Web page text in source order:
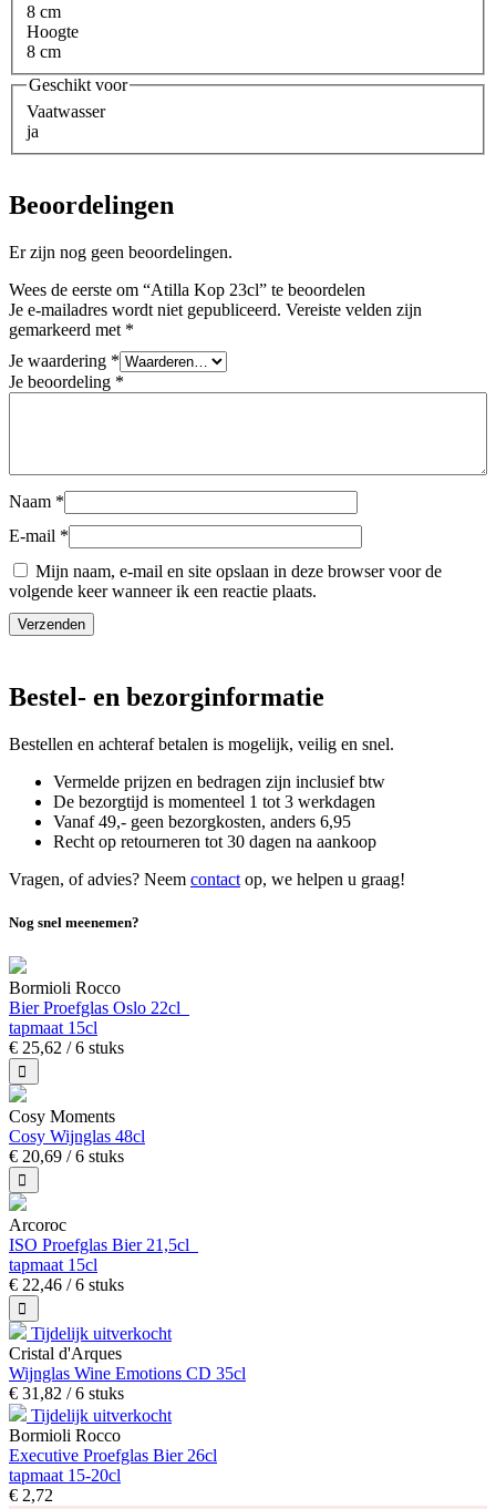
8 cm
Hoogte
8 cm
Geschikt voor
Vaatwasser
ja
Beoordelingen
Er zijn nog geen beoordelingen.
Wees de eerste om “Atilla Kop 23cl” te beoordelen
Je e-mailadres wordt niet gepubliceerd. Vereiste velden zijn
gemarkeerd met *
Je waardering *
Je beoordeling *
Naam *
E-mail *
Mijn naam, e-mail en site opslaan in deze browser voor de
volgende keer wanneer ik een reactie plaats.
Bestel- en bezorginformatie
Bestellen en achteraf betalen is mogelijk, veilig en snel.
Vermelde prijzen en bedragen zijn inclusief btw
De bezorgtijd is momenteel 1 tot 3 werkdagen
Vanaf 49,- geen bezorgkosten, anders 6,95
Recht op retourneren tot 30 dagen na aankoop
Vragen, of advies? Neem contact op, we helpen u graag!
Nog snel meenemen?
Bormioli Rocco
Bier Proefglas Oslo 22cl
tapmaat 15cl
€ 25,62 / 6 stuks
Cosy Moments
Cosy Wijnglas 48cl
€ 20,69 / 6 stuks
Arcoroc
ISO Proefglas Bier 21,5cl
tapmaat 15cl
€ 22,46 / 6 stuks
Tijdelijk uitverkocht
Cristal d'Arques
Wijnglas Wine Emotions CD 35cl
€ 31,82 / 6 stuks
Tijdelijk uitverkocht
Bormioli Rocco
Executive Proefglas Bier 26cl
tapmaat 15-20cl
€ 2,72